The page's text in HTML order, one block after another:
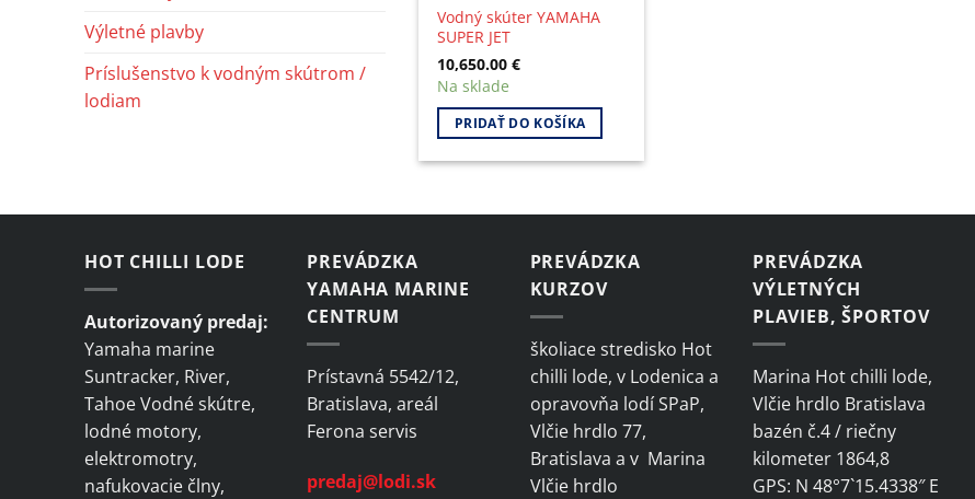
Výletné plavby
Príslušenstvo k vodným skútrom /
lodiam
Vodný skúter YAMAHA
SUPER JET
10,650.00€
Na sklade
PRIDAŤ DO KOŠÍKA
HOT CHILLI LODE
Autorizovaný predaj:
Yamaha marine
Suntracker, River,
Tahoe Vodné skútre,
lodné motory,
elektromotry,
nafukovacie člny,
PREVÁDZKA
YAMAHA MARINE
CENTRUM
Prístavná 5542/12,
Bratislava, areál
Ferona servis
predaj@lodi.sk
PREVÁDZKA
KURZOV
školiace stredisko Hot
chilli lode, v Lodenica a
opravovňa lodí SPaP,
Vlčie hrdlo 77,
Bratislava a v Marina
Vlčie hrdlo
PREVÁDZKA
VÝLETNÝCH
PLAVIEB, ŠPORTOV
Marina Hot chilli lode,
Vlčie hrdlo Bratislava
bazén č.4 / riečny
kilometer 1864,8
GPS: N 48°7`15.4338″ E